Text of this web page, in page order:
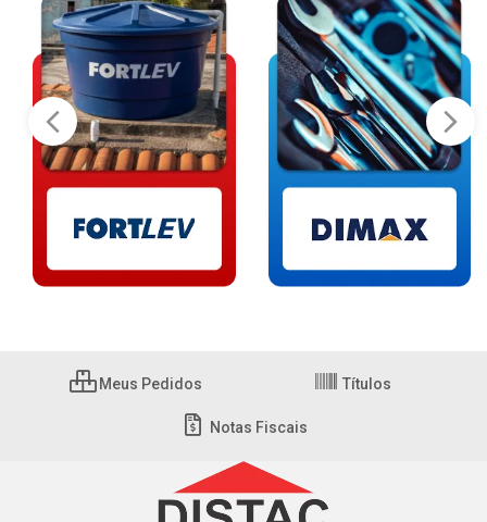
Meus Pedidos Títulos
Notas Fiscais